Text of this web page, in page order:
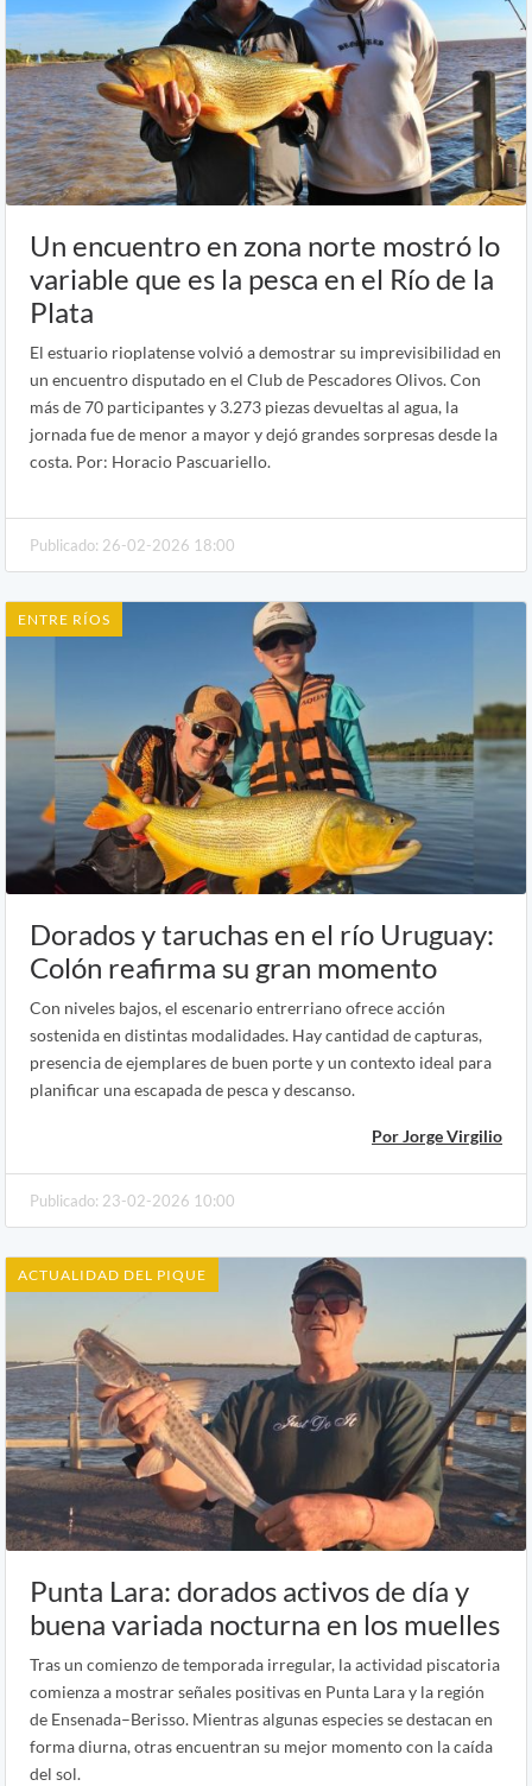
Un encuentro en zona norte mostró lo
variable que es la pesca en el Río de la
Plata
El estuario rioplatense volvió a demostrar su imprevisibilidad en
un encuentro disputado en el Club de Pescadores Olivos. Con
más de 70 participantes y 3.273 piezas devueltas al agua, la
jornada fue de menor a mayor y dejó grandes sorpresas desde la
costa. Por: Horacio Pascuariello.
Publicado: 26-02-2026 18:00
ENTRE RÍOS
Dorados y taruchas en el río Uruguay:
Colón reafirma su gran momento
Con niveles bajos, el escenario entrerriano ofrece acción
sostenida en distintas modalidades. Hay cantidad de capturas,
presencia de ejemplares de buen porte y un contexto ideal para
planificar una escapada de pesca y descanso.
Por Jorge Virgilio
Publicado: 23-02-2026 10:00
ACTUALIDAD DEL PIQUE
Punta Lara: dorados activos de día y
buena variada nocturna en los muelles
Tras un comienzo de temporada irregular, la actividad piscatoria
comienza a mostrar señales positivas en Punta Lara y la región
de Ensenada–Berisso. Mientras algunas especies se destacan en
forma diurna, otras encuentran su mejor momento con la caída
del sol.